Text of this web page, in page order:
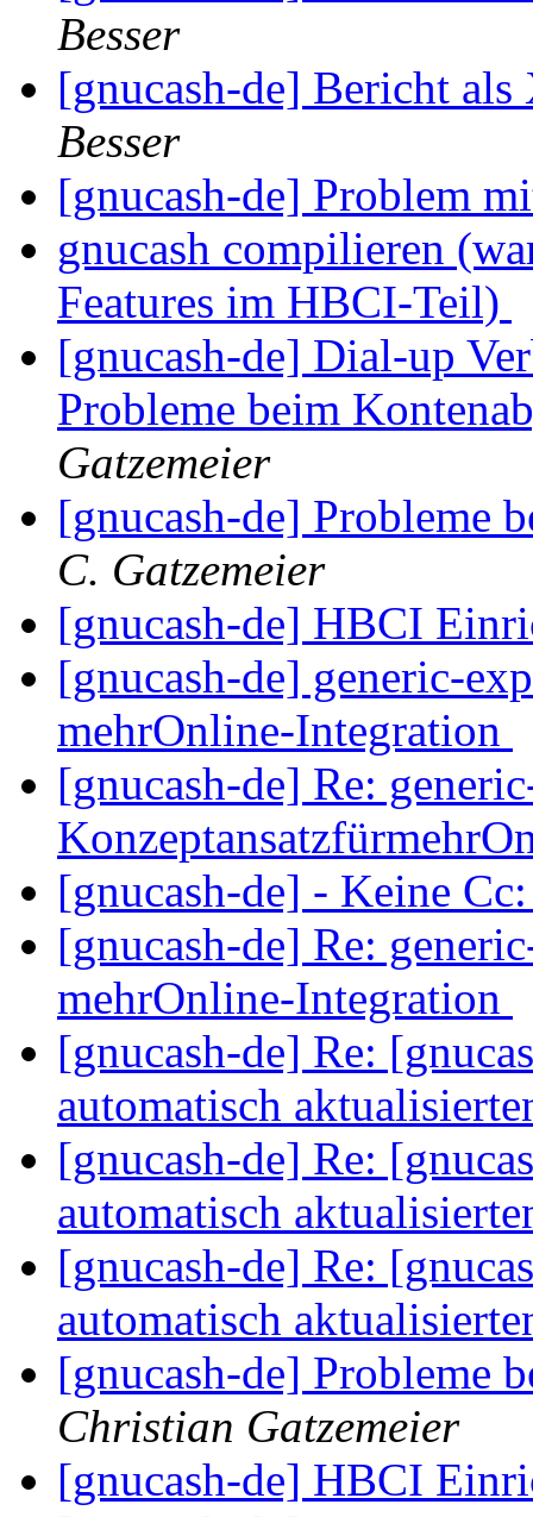
Besser
[gnucash-de] Bericht
Besser
[gnucash-de] Problem
gnucash compilieren
Features im HBCI-Teil)
[gnucash-de] Dial-up
Probleme beim
Gatzemeier
[gnucash-de] Probleme
C. Gatzemeier
[gnucash-de] HBCI
[gnucash-de] generic-
mehrOnline-Integration
[gnucash-de] Re:
[gnucash-de] - Keine
[gnucash-de] Re:
mehrOnline-Integration
[gnucash-de] Re:
automatisch
[gnucash-de] Re:
automatisch
[gnucash-de] Re:
automatisch
[gnucash-de] Probleme
Christian Gatzemeier
[gnucash-de] HBCI